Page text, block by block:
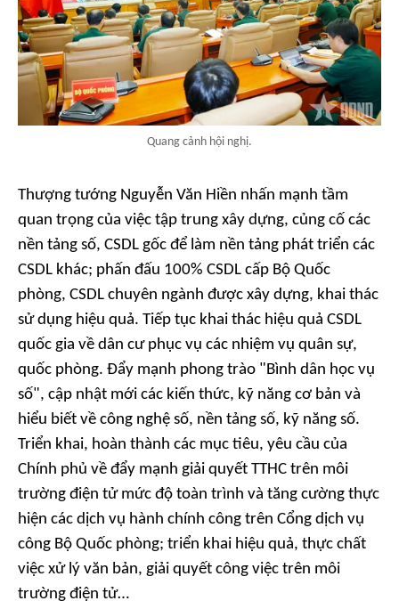
Quang cảnh hội nghị.
Thượng tướng Nguyễn Văn Hiền nhấn mạnh tầm
quan trọng của việc tập trung xây dựng, củng cố các
nền tảng số, CSDL gốc để làm nền tảng phát triển các
CSDL khác; phấn đấu 100% CSDL cấp Bộ Quốc
phòng, CSDL chuyên ngành được xây dựng, khai thác
sử dụng hiệu quả. Tiếp tục khai thác hiệu quả CSDL
quốc gia về dân cư phục vụ các nhiệm vụ quân sự,
quốc phòng. Đẩy mạnh phong trào "Bình dân học vụ
số", cập nhật mới các kiến thức, kỹ năng cơ bản và
hiểu biết về công nghệ số, nền tảng số, kỹ năng số.
Triển khai, hoàn thành các mục tiêu, yêu cầu của
Chính phủ về đẩy mạnh giải quyết TTHC trên môi
trường điện tử mức độ toàn trình và tăng cường thực
hiện các dịch vụ hành chính công trên Cổng dịch vụ
công Bộ Quốc phòng; triển khai hiệu quả, thực chất
việc xử lý văn bản, giải quyết công việc trên môi
trường điện tử…